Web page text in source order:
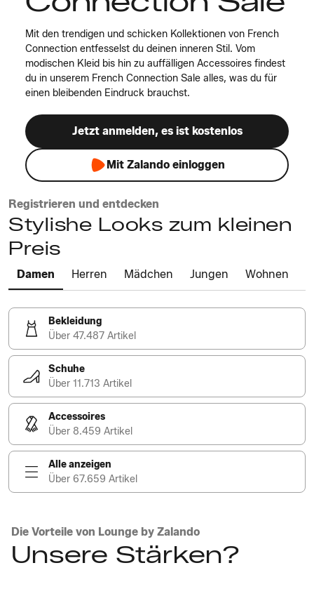
Mit den trendigen und schicken Kollektionen von French
Connection entfesselst du deinen inneren Stil. Vom
modischen Kleid bis hin zu auffälligen Accessoires findest
du in unserem French Connection Sale alles, was du für
einen bleibenden Eindruck brauchst.
Jetzt anmelden, es ist kostenlos
Mit Zalando einloggen
Registrieren und entdecken
Stylishe Looks zum kleinen
Preis
Damen Herren Mädchen Jungen Wohnen
Bekleidung
Über 47.487 Artikel
Schuhe
Über 11.713 Artikel
Accessoires
Über 8.459 Artikel
Alle anzeigen
Über 67.659 Artikel
Die Vorteile von Lounge by Zalando
Unsere Stärken?